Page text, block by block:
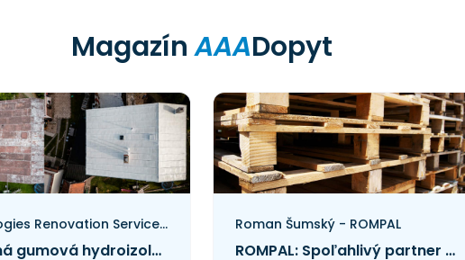
MagazínAAADopyt
Technologies Renovation Services Group, s.r.o.
Striekaná gumová hydroizolácia mení prístup k ochrane stavieb. Technologies Renovation Services Group prináša na trh nové riešenie
Roman Šumský - ROMPAL
ROMPAL: Spoľahlivý partner pre nákup a predaj EUR paliet v srdci Slovenska